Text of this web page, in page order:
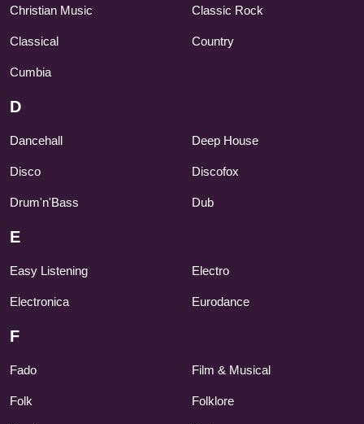
Christian Music Classic Rock
Classical Country
Cumbia
D
Dancehall Deep House
Disco Discofox
Drum'n'Bass Dub
E
Easy Listening Electro
Electronica Eurodance
F
Fado Film & Musical
Folk Folklore